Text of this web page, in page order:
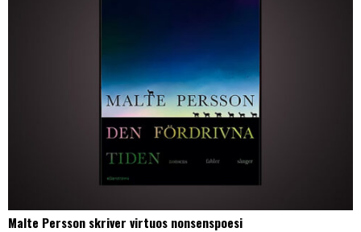
Malte Persson skriver virtuos nonsenspoesi